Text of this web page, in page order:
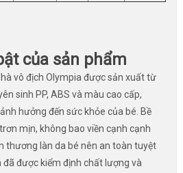
của sản phẩm
vô địch Olympia được sản xuất từ
sinh PP, ABS và màu cao cấp,
hưởng đến sức khỏe của bé. Bề
mịn, không bao viền cạnh cạnh
thương làn da bé nên an toàn tuyệt
đã được kiểm định chất lượng và